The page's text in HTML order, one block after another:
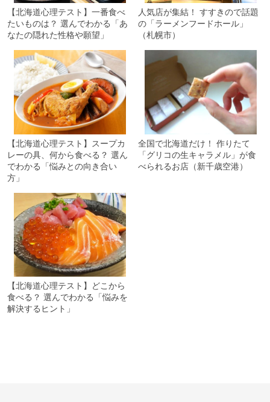
【北海道心理テスト】一番食べ
たいものは？ 選んでわかる「あ
なたの隠れた性格や願望」
人気店が集結！ すすきので話題
の「ラーメンフードホール」
（札幌市）
【北海道心理テスト】スープカ
レーの具、何から食べる？ 選ん
でわかる「悩みとの向き合い
方」
全国で北海道だけ！ 作りたて
「グリコの生キャラメル」が食
べられるお店（新千歳空港）
【北海道心理テスト】どこから
食べる？ 選んでわかる「悩みを
解決するヒント」